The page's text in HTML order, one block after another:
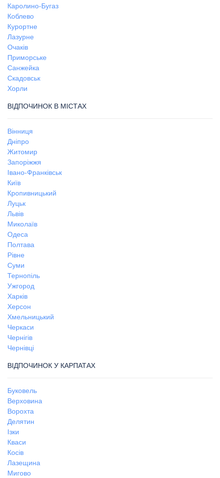
Каролино-Бугаз
Коблево
Курортне
Лазурне
Очаків
Приморське
Санжейка
Скадовськ
Хорли
ВІДПОЧИНОК В МІСТАХ
Вінниця
Дніпро
Житомир
Запоріжжя
Івано-Франківськ
Київ
Кропивницький
Луцьк
Львів
Миколаїв
Одеса
Полтава
Рівне
Суми
Тернопіль
Ужгород
Харків
Херсон
Хмельницький
Черкаси
Чернігів
Чернівці
ВІДПОЧИНОК У КАРПАТАХ
Буковель
Верховина
Ворохта
Делятин
Ізки
Кваси
Косів
Лазещина
Мигово